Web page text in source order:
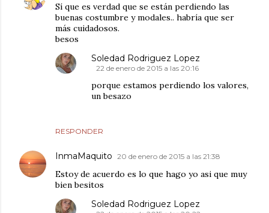
Sí que es verdad que se están perdiendo las
buenas costumbre y modales.. habría que ser
más cuidadosos.
besos
RESPONDER
Soledad Rodriguez Lopez
22 de enero de 2015 a las 20:16
porque estamos perdiendo los valores,
un besazo
InmaMaquito 20 de enero de 2015 a las 21:38
Estoy de acuerdo es lo que hago yo asi que muy
bien besitos
Soledad Rodriguez Lopez